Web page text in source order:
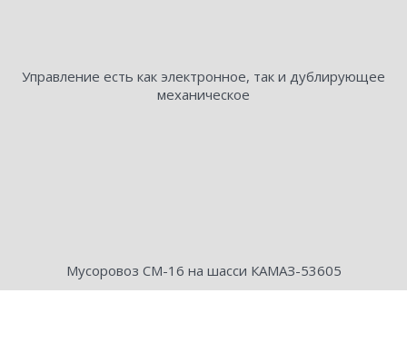
Управление есть как электронное, так и дублирующее
механическое
Мусоровоз СМ-16 на шасси КАМАЗ-53605